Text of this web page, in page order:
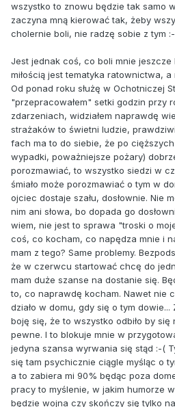
wszystko to znowu będzie tak samo
zaczyna mną kierować tak, żeby
cholernie boli, nie radzę sobie z tym
Jest jednak coś, co boli mnie jeszcze
miłością jest tematyka ratownictwa,
Od ponad roku służę w Ochotniczej
"przepracowałem" setki godzin przy
zdarzeniach, widziałem naprawdę
strażaków to świetni ludzie,
fach ma to do siebie, że po
wypadki, poważniejsze pożary)
porozmawiać, to wszystko siedzi w
śmiało może porozmawiać o tym w
ojciec dostaje szału, dosłownie. Nie
nim ani słowa, bo dopada go
wiem, nie jest to sprawa "troski o
coś, co kocham, co napędza mnie i
mam z tego? Same problemy.
że w czerwcu startować chcę do
mam duże szanse na dostanie się.
to, co naprawdę kocham. Nawet nie
działo w domu, gdy się o tym
boję się, że to wszystko odbiło by
pewne. I to blokuje mnie w
jedyna szansa wyrwania się stąd :-(
się tam psychicznie ciągle myśląc o
a to zabiera mi 90% będąc poza
pracy to myślenie, w jakim humorze
będzie wojna czy skończy się tylko